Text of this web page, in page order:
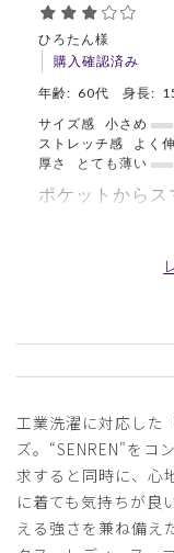
ひろたん様
購入確認済み
年齢: 60代 身長:
サイズ感
小さめ
ストレッチ感
よく
厚さ
とても薄い
ポケットからス
ちらにしました。
今まで着用のスク
した時や施術の時
その他は割と縫製
商品：Q09クラシ
クスフロントオ
役に立った 0
工業洗濯に対応した
ズ。“SENREN"をコ
求すると同時に、心
に着ても気持ちが良
える強さを兼ね備え